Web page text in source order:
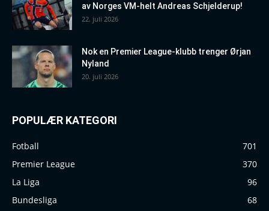
av Norges VM-helt Andreas Schjelderup!
22. juli 2026
Nok en Premier League-klubb trenger Ørjan
Nyland
20. juli 2026
POPULÆR KATEGORI
Fotball
701
Premier League
370
La Liga
96
Bundesliga
68